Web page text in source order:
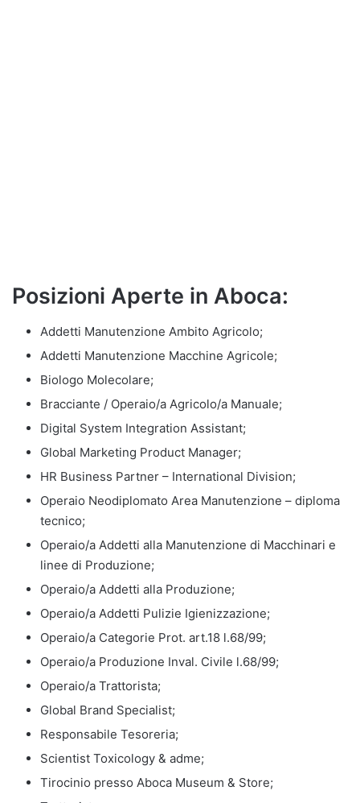
Posizioni Aperte in Aboca:
Addetti Manutenzione Ambito Agricolo;
Addetti Manutenzione Macchine Agricole;
Biologo Molecolare;
Bracciante / Operaio/a Agricolo/a Manuale;
Digital System Integration Assistant;
Global Marketing Product Manager;
HR Business Partner – International Division;
Operaio Neodiplomato Area Manutenzione – diploma
tecnico;
Operaio/a Addetti alla Manutenzione di Macchinari e
linee di Produzione;
Operaio/a Addetti alla Produzione;
Operaio/a Addetti Pulizie Igienizzazione;
Operaio/a Categorie Prot. art.18 l.68/99;
Operaio/a Produzione Inval. Civile l.68/99;
Operaio/a Trattorista;
Global Brand Specialist;
Responsabile Tesoreria;
Scientist Toxicology & adme;
Tirocinio presso Aboca Museum & Store;